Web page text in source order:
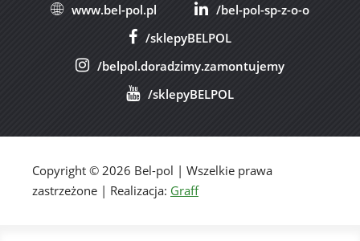
www.bel-pol.pl
/bel-pol-sp-z-o-o
/sklepyBELPOL
/belpol.doradzimy.zamontujemy
/sklepyBELPOL
Copyright © 2026 Bel-pol | Wszelkie prawa
zastrzeżone | Realizacja: Graff